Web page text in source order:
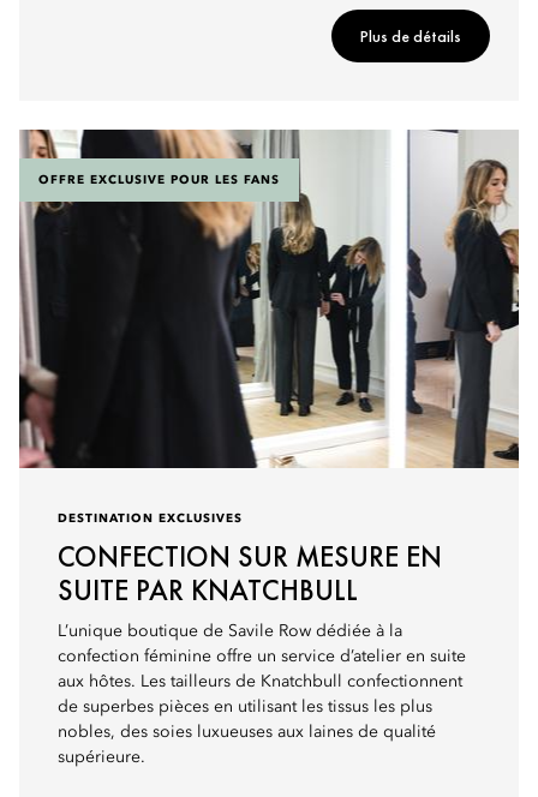
Plus de détails
OFFRE EXCLUSIVE POUR LES FANS
DESTINATION EXCLUSIVES
CONFECTION SUR MESURE EN
SUITE PAR KNATCHBULL
L’unique boutique de Savile Row dédiée à la
confection féminine offre un service d’atelier en suite
aux hôtes. Les tailleurs de Knatchbull confectionnent
de superbes pièces en utilisant les tissus les plus
nobles, des soies luxueuses aux laines de qualité
supérieure.